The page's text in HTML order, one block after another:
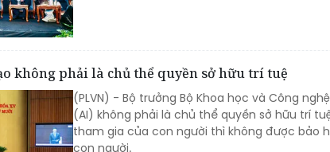
không phải là chủ thể quyền sở hữu trí tuệ
(PLVN) - Bộ trưởng Bộ Khoa học và Công
(AI) không phải là chủ thể quyền sở hữu trí
tham gia của con người thì không được bảo
con người.